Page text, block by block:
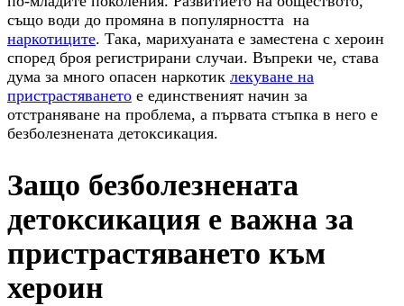
също води до промяна в популярността на
наркотиците. Така, марихуаната е заместена с хероин
според броя регистрирани случаи. Въпреки че, става
дума за много опасен наркотик лекуване на
пристрастяването е единственият начин за
отстраняване на проблема, а първата стъпка в него е
безболезнената детоксикация.
Защо безболезнената
детоксикация е важна за
пристрастяването към
хероин